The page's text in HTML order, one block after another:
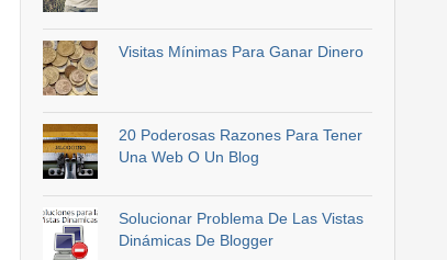
Visitas Mínimas Para Ganar Dinero
20 Poderosas Razones Para Tener
Una Web O Un Blog
Solucionar Problema De Las Vistas
Dinámicas De Blogger